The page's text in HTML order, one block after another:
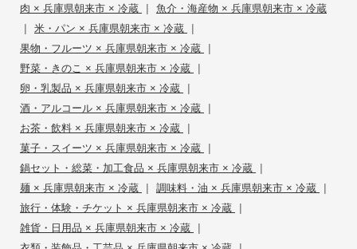
肉 × 兵庫県朝来市 × 冷蔵 | 魚介・海産物 × 兵庫県朝来市 × 冷蔵
| 米・パン × 兵庫県朝来市 × 冷蔵 |
果物・フルーツ × 兵庫県朝来市 × 冷蔵 |
野菜・きのこ × 兵庫県朝来市 × 冷蔵 |
卵・乳製品 × 兵庫県朝来市 × 冷蔵 |
酒・アルコール × 兵庫県朝来市 × 冷蔵 |
お茶・飲料 × 兵庫県朝来市 × 冷蔵 |
菓子・スイーツ × 兵庫県朝来市 × 冷蔵 |
鍋セット・総菜・加工食品 × 兵庫県朝来市 × 冷蔵 |
麺 × 兵庫県朝来市 × 冷蔵 | 調味料・油 × 兵庫県朝来市 × 冷蔵 |
旅行・体験・チケット × 兵庫県朝来市 × 冷蔵 |
雑貨・日用品 × 兵庫県朝来市 × 冷蔵 |